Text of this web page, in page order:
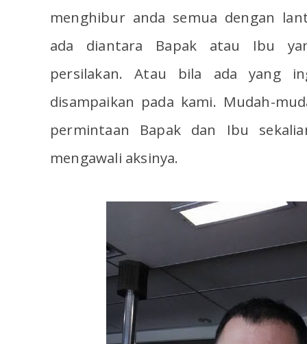
menghibur anda semua dengan
ada diantara Bapak atau Ibu
persilakan. Atau bila ada yang
disampaikan pada kami. Mudah-
permintaan Bapak dan Ibu
mengawali aksinya.